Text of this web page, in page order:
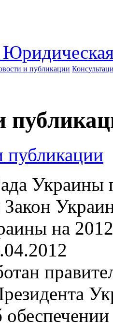
и публикации
публикации
Украины
Закон
на